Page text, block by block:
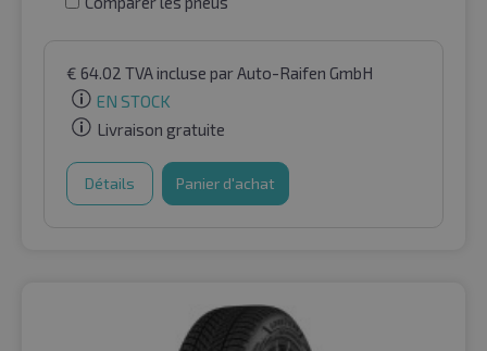
€ 64.02 TVA incluse par Auto-Raifen GmbH
EN STOCK
Livraison gratuite
Détails Panier d'achat